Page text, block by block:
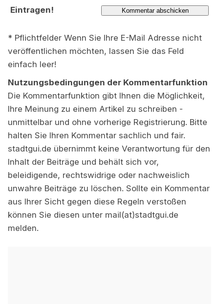
Eintragen!
* Pflichtfelder Wenn Sie Ihre E-Mail Adresse nicht
veröffentlichen möchten, lassen Sie das Feld
einfach leer!
Nutzungsbedingungen der Kommentarfunktion
Die Kommentarfunktion gibt Ihnen die Möglichkeit,
Ihre Meinung zu einem Artikel zu schreiben -
unmittelbar und ohne vorherige Registrierung. Bitte
halten Sie Ihren Kommentar sachlich und fair.
stadtgui.de übernimmt keine Verantwortung für den
Inhalt der Beiträge und behält sich vor,
beleidigende, rechtswidrige oder nachweislich
unwahre Beiträge zu löschen. Sollte ein Kommentar
aus Ihrer Sicht gegen diese Regeln verstoßen
können Sie diesen unter mail(at)stadtgui.de
melden.